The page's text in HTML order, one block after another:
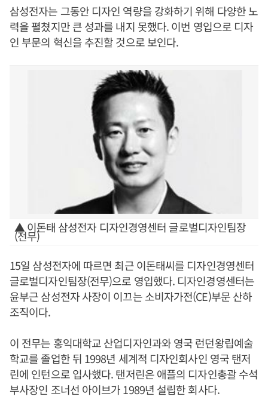
삼성전자는 그동안 디자인 역량을 강화하기 위해 다양한 노
력을 펼쳤지만 큰 성과를 내지 못했다. 이번 영입으로 디자
인 부문의 혁신을 추진할 것으로 보인다.
▲ 이돈태 삼성전자 디자인경영센터 글로벌디자인팀장
(전무)
15일 삼성전자에 따르면 최근 이돈태씨를 디자인경영센터
글로벌디자인팀장(전무)으로 영입했다. 디자인경영센터는
윤부근 삼성전자 사장이 이끄는 소비자가전(CE)부문 산하
조직이다.
이 전무는 홍익대학교 산업디자인과와 영국 런던왕립예술
학교를 졸업한 뒤 1998년 세계적 디자인회사인 영국 탠저
린에 인턴으로 입사했다. 탠저린은 애플의 디자인총괄 수석
부사장인 조너선 아이브가 1989년 설립한 회사다.